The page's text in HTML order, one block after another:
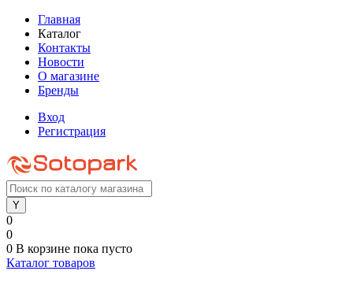
Главная
Каталог
Контакты
Новости
О магазине
Бренды
Вход
Регистрация
0
0
0 В корзине пока пусто
Каталог товаров